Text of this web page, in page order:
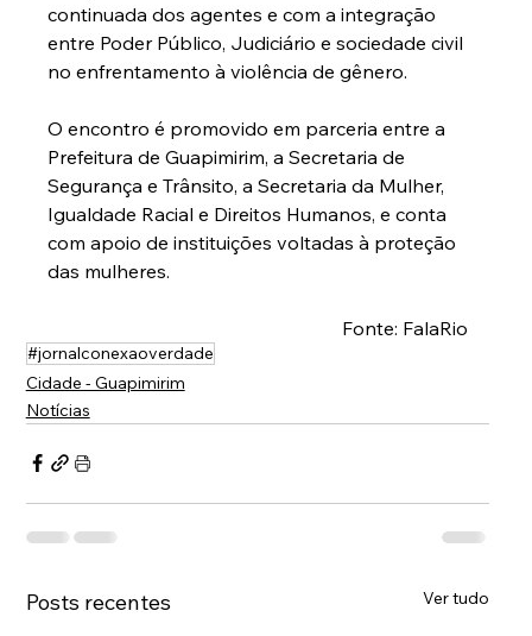
continuada dos agentes e com a integração
entre Poder Público, Judiciário e sociedade civil
no enfrentamento à violência de gênero.
O encontro é promovido em parceria entre a
Prefeitura de Guapimirim, a Secretaria de
Segurança e Trânsito, a Secretaria da Mulher,
Igualdade Racial e Direitos Humanos, e conta
com apoio de instituições voltadas à proteção
das mulheres.
Fonte: FalaRio
#jornalconexaoverdade
Cidade - Guapimirim
Notícias
Posts recentes Ver tudo